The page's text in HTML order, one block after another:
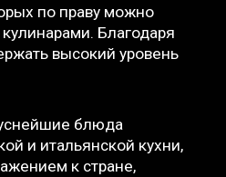
по праву можно
Благодаря
высокий уровень
блюда
и итальянской кухни,
к стране,